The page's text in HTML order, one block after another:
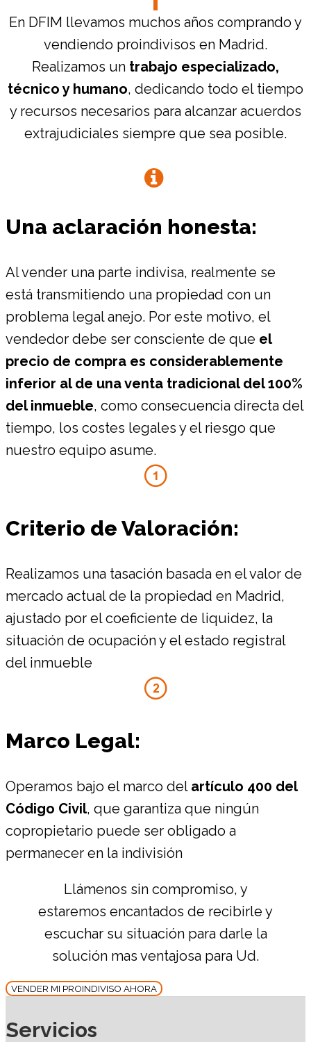
En DFIM llevamos muchos años comprando y
vendiendo proindivisos en Madrid.
Realizamos un trabajo especializado,
técnico y humano, dedicando todo el tiempo
y recursos necesarios para alcanzar acuerdos
extrajudiciales siempre que sea posible.
Una aclaración honesta:
Al vender una parte indivisa, realmente se
está transmitiendo una propiedad con un
problema legal anejo. Por este motivo, el
vendedor debe ser consciente de que el
precio de compra es considerablemente
inferior al de una venta tradicional del 100%
del inmueble, como consecuencia directa del
tiempo, los costes legales y el riesgo que
nuestro equipo asume.
Criterio de Valoración:
Realizamos una tasación basada en el valor de
mercado actual de la propiedad en Madrid,
ajustado por el coeficiente de liquidez, la
situación de ocupación y el estado registral
del inmueble
Marco Legal:
Operamos bajo el marco del artículo 400 del
Código Civil, que garantiza que ningún
copropietario puede ser obligado a
permanecer en la indivisión
Llámenos sin compromiso, y
estaremos encantados de recibirle y
escuchar su situación para darle la
solución mas ventajosa para Ud.
VENDER MI PROINDIVISO AHORA
Servicios